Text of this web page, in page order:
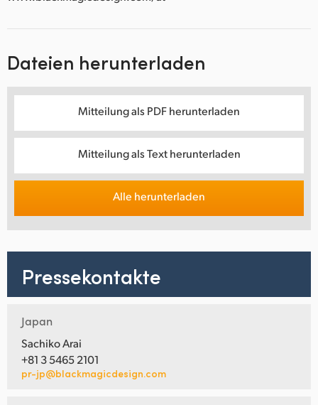
Dateien herunterladen
Mitteilung als PDF herunterladen
Mitteilung als Text herunterladen
Alle herunterladen
Pressekontakte
Japan
Sachiko Arai
+81 3 5465 2101
pr-jp@blackmagicdesign.com